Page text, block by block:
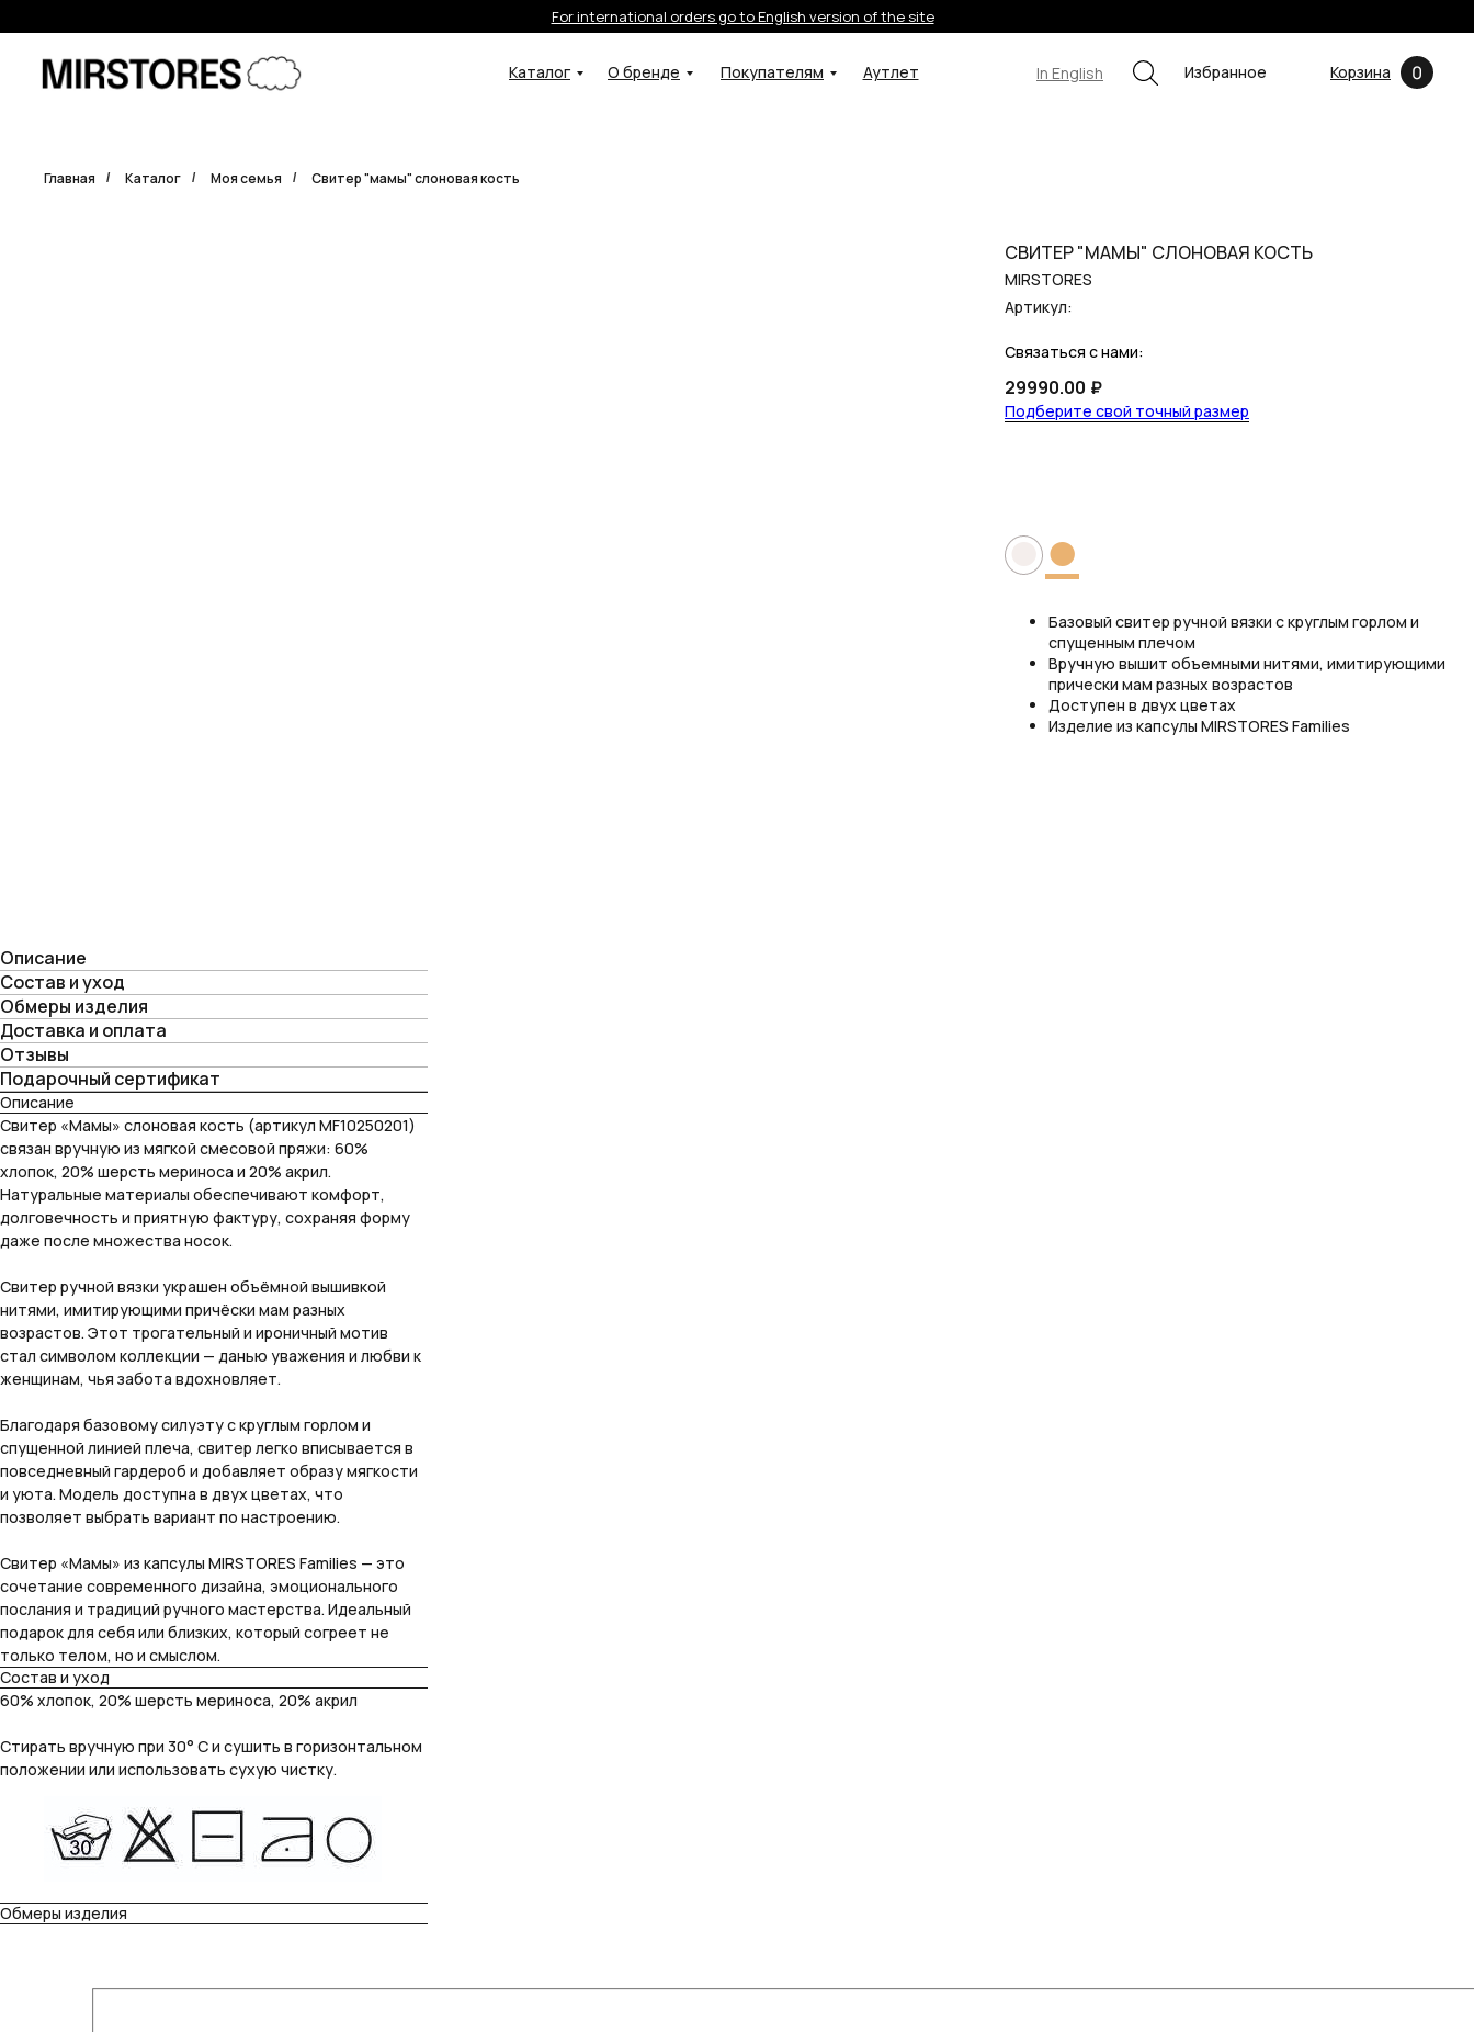
0
Каталог Покупателям In English
Аутлет
О бренде Избранное Корзина
For international orders go to English version of the site
Главная / Каталог / Моя семья / Свитер "мамы" слоновая кость
СВИТЕР "МАМЫ" СЛОНОВАЯ КОСТЬ
MIRSTORES
Артикул:
Связаться с нами:
29990.00 ₽
Подберите свой точный размер
●●
Базовый свитер ручной вязки с круглым горлом и
спущенным плечом
Вручную вышит объемными нитями, имитирующими
прически мам разных возрастов
Доступен в двух цветах
Изделие из капсулы MIRSTORES Families
Описание
Состав и уход
Обмеры изделия
Доставка и оплата
Отзывы
Подарочный сертификат
Описание
Свитер «Мамы» слоновая кость (артикул MF10250201)
связан вручную из мягкой смесовой пряжи: 60%
хлопок, 20% шерсть мериноса и 20% акрил.
Натуральные материалы обеспечивают комфорт,
долговечность и приятную фактуру, сохраняя форму
даже после множества носок.
Свитер ручной вязки украшен объёмной вышивкой
нитями, имитирующими причёски мам разных
возрастов. Этот трогательный и ироничный мотив
стал символом коллекции — данью уважения и любви к
женщинам, чья забота вдохновляет.
Благодаря базовому силуэту с круглым горлом и
спущенной линией плеча, свитер легко вписывается в
повседневный гардероб и добавляет образу мягкости
и уюта. Модель доступна в двух цветах, что
позволяет выбрать вариант по настроению.
Свитер «Мамы» из капсулы MIRSTORES Families — это
сочетание современного дизайна, эмоционального
послания и традиций ручного мастерства. Идеальный
подарок для себя или близких, который согреет не
только телом, но и смыслом.
Состав и уход
60% хлопок, 20% шерсть мериноса, 20% акрил
Стирать вручную при 30° C и сушить в горизонтальном
положении или использовать сухую чистку.
Обмеры изделия